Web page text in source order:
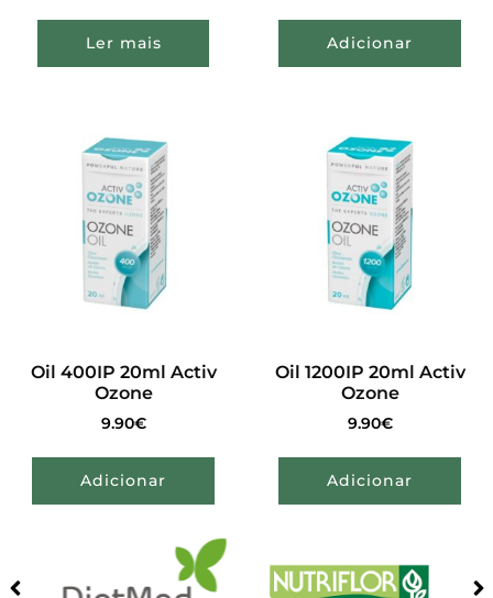
Ler mais Adicionar
Oil 400IP 20ml Activ
Ozone
9.90€
Adicionar
Oil 1200IP 20ml Activ
Ozone
9.90€
Adicionar